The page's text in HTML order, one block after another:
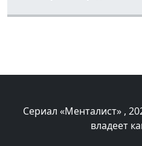
Сериал «Менталист» ,
владеет